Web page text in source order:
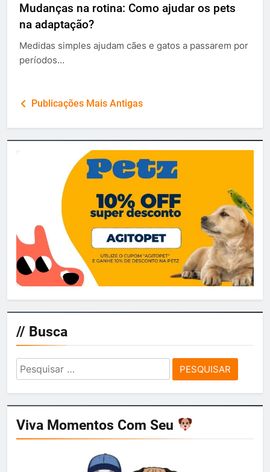
Mudanças na rotina: Como ajudar os pets
na adaptação?
Medidas simples ajudam cães e gatos a passarem por
períodos…
Navegação
por
posts
Publicações Mais Antigas
// Busca
Pesquisar
por:
Viva Momentos Com Seu